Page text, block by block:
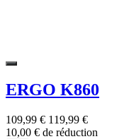
ERGO K860
109,99 € 119,99 €
10,00 € de réduction